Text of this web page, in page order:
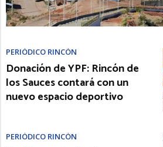
PERIÓDICO RINCÓN
Donación de YPF: Rincón de
los Sauces contará con un
nuevo espacio deportivo
PERIÓDICO RINCÓN